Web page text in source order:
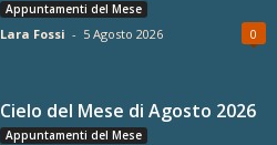
Appuntamenti del Mese
Lara Fossi - 5 Agosto 2026 0
Cielo del Mese di Agosto 2026
Appuntamenti del Mese